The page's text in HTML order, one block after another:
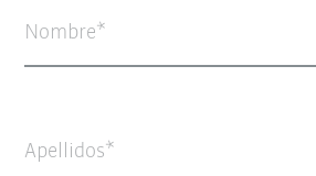
Nombre
Apellidos